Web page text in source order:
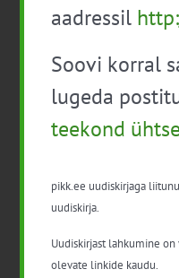
Tartu, Eesti
Tasuta
R 27. november
Koolitus
Tasuta
aadressil
Soovi korral
lugeda
teekond
pikk.ee uudiskirjaga
uudiskirja.
Uudiskirjast lahkumine
olevate linkide kaudu.